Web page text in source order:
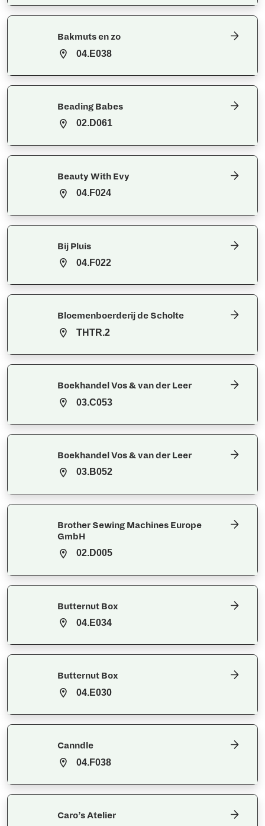
Bakmuts en zo
04.E038
Beading Babes
02.D061
Beauty With Evy
04.F024
Bij Pluis
04.F022
Bloemenboerderij de Scholte
THTR.2
Boekhandel Vos & van der Leer
03.C053
Boekhandel Vos & van der Leer
03.B052
Brother Sewing Machines Europe
GmbH
02.D005
Butternut Box
04.E034
Butternut Box
04.E030
Canndle
04.F038
Caro’s Atelier